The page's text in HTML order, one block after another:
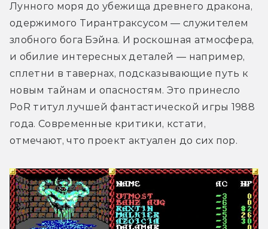
Лунного моря до убежища древнего дракона,
одержимого Тирантраксусом — служителем
злобного бога Бэйна. И роскошная атмосфера,
и обилие интересных деталей — например,
сплетни в тавернах, подсказывающие путь к
новым тайнам и опасностям. Это принесло
PoR титул лучшей фантастической игры 1988
года. Современные критики, кстати,
отмечают, что проект актуален до сих пор.